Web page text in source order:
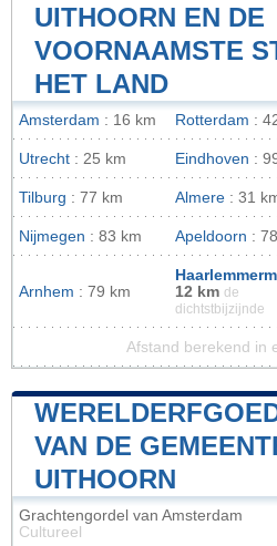
UITHOORN EN DE
VOORNAAMSTE
HET LAND
Amsterdam : 16 km Rotterdam :
Utrecht : 25 km Eindhoven :
Tilburg : 77 km Almere : 31
Nijmegen : 83 km Apeldoorn :
Arnhem : 79 km
12 km de
dichtstbijzijnde
Afstand berekend in
VAN DE
UITHOORN
Grachtengordel van Amsterdam
Cultureel